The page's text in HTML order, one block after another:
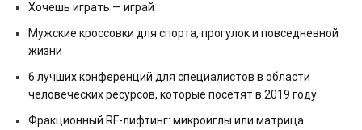
Хочешь играть — играй
Мужские кроссовки для спорта, прогулок и повседневной
жизни
6 лучших конференций для специалистов в области
человеческих ресурсов, которые посетят в 2019 году
Фракционный RF-лифтинг: микроиглы или матрица